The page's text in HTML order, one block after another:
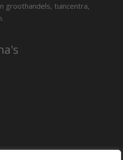
groothandels, tuincentra,